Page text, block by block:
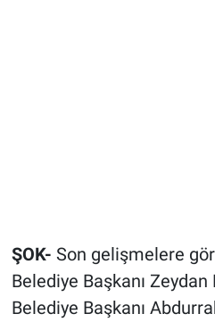
ŞOK- Son gelişmelere
Belediye Başkanı
Belediye Başkanı